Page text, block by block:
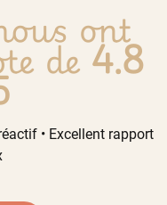
ont
de4.8
• Excellent rapport